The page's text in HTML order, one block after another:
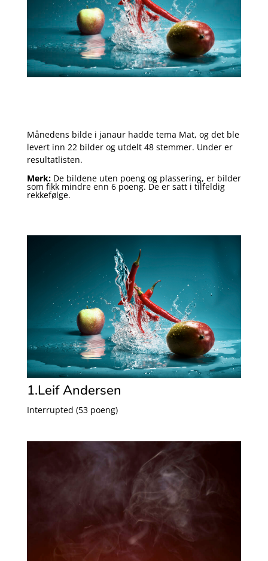
Månedens bilde i janaur hadde tema Mat, og det ble
levert inn 22 bilder og utdelt 48 stemmer. Under er
resultatlisten.
Merk:De bildene uten poeng og plassering, er bilder
som fikk mindre enn 6 poeng. De er satt i tilfeldig
rekkefølge.
1.Leif Andersen
Interrupted (53 poeng)